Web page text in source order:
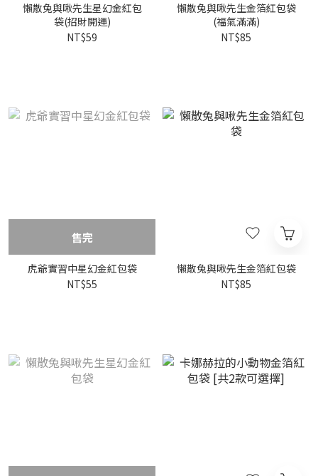
懶散兔與啾先生星幻金紅包
袋(招財開運)
NT$59
懶散兔與啾先生金箔紅包袋
(福氣滿滿)
NT$85
售完
虎爺實習中星幻金紅包袋
NT$55
懶散兔與啾先生金箔紅包袋
NT$85